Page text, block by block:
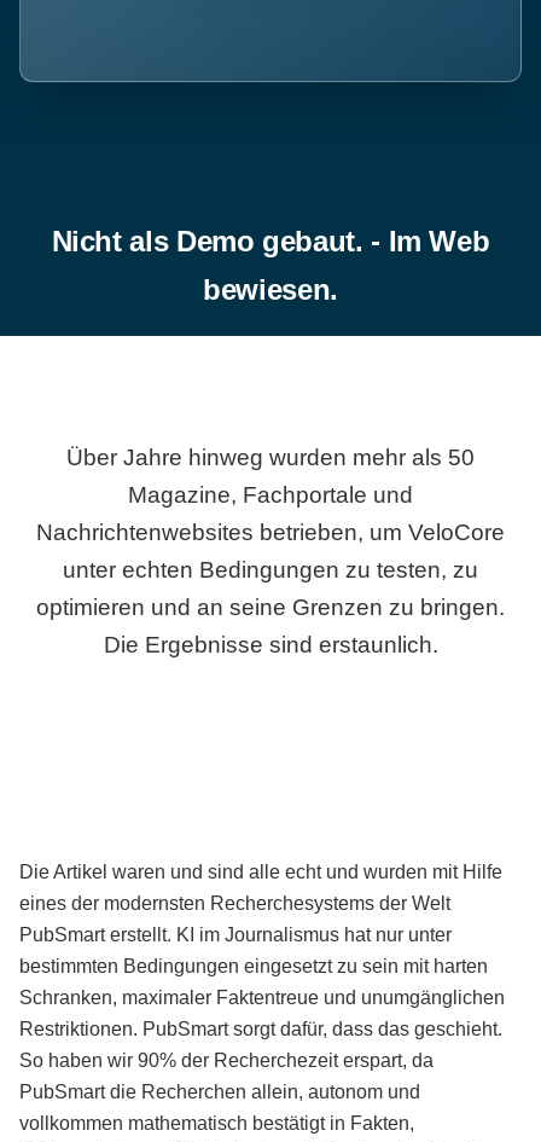
Nicht als Demo gebaut. - Im Web
bewiesen.
Über Jahre hinweg wurden mehr als 50
Magazine, Fachportale und
Nachrichtenwebsites betrieben, um VeloCore
unter echten Bedingungen zu testen, zu
optimieren und an seine Grenzen zu bringen.
Die Ergebnisse sind erstaunlich.
Die Artikel waren und sind alle echt und wurden mit Hilfe
eines der modernsten Recherchesystems der Welt
PubSmart erstellt. KI im Journalismus hat nur unter
bestimmten Bedingungen eingesetzt zu sein mit harten
Schranken, maximaler Faktentreue und unumgänglichen
Restriktionen. PubSmart sorgt dafür, dass das geschieht.
So haben wir 90% der Recherchezeit erspart, da
PubSmart die Recherchen allein, autonom und
vollkommen mathematisch bestätigt in Fakten,